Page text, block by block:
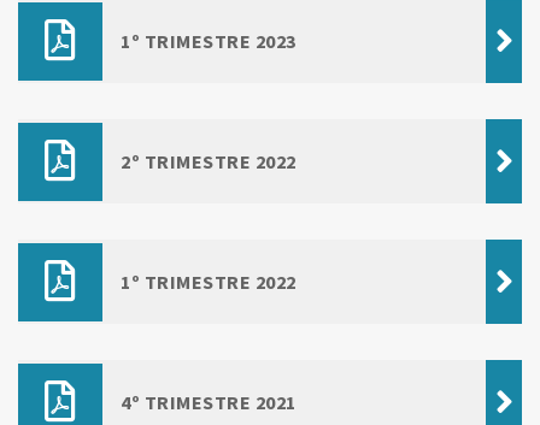
1º TRIMESTRE 2023
2º TRIMESTRE 2022
1º TRIMESTRE 2022
4º TRIMESTRE 2021